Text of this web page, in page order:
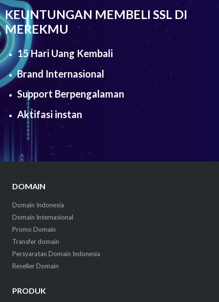
KEUNTUNGAN MEMBELI SSL DI
MEREKMU
15 Hari Uang Kembali
Brand Internasional
Support Berpengalaman
Aktifasi instan
DOMAIN
Domain Indonesia
Domain Internasional
Promo Domain
Transfer domain
Persyaratan Domain Indonesia
Reseller Domain
PRODUK